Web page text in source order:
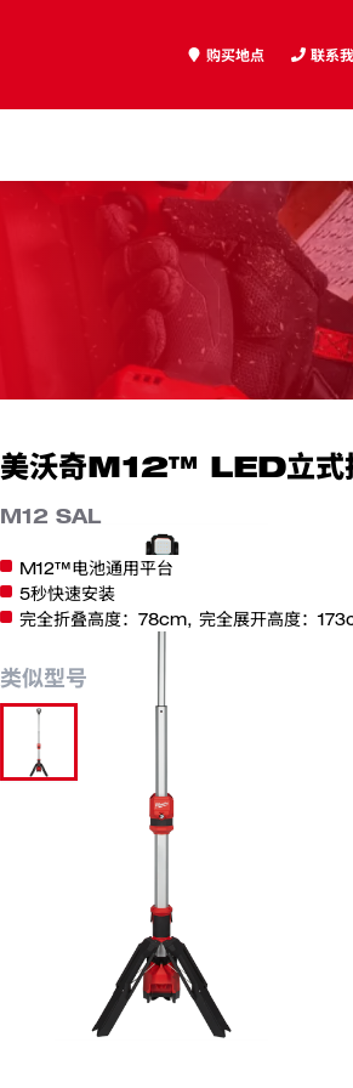
购买地点 联系
美沃奇M12™ LED立式
M12 SAL
M12™电池通用平台
5秒快速安装
完全折叠高度：78cm, 完全展开高度：
类似型号
M12 SAL